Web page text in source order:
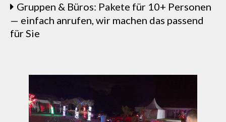
Gruppen & Büros: Pakete für 10+ Personen
— einfach anrufen, wir machen das passend
für Sie